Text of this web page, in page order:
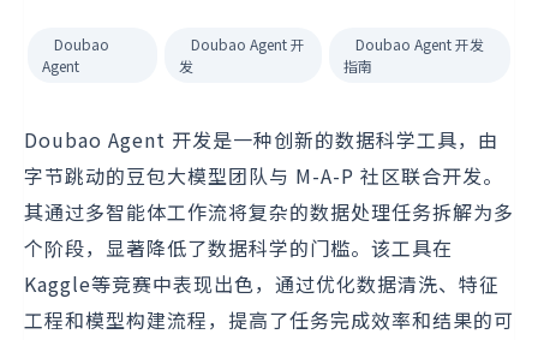
Doubao
Agent
Doubao Agent 开
发
Doubao Agent 开发
指南
Doubao Agent 开发是一种创新的数据科学工具，由
字节跳动的豆包大模型团队与 M-A-P 社区联合开发。
其通过多智能体工作流将复杂的数据处理任务拆解为多
个阶段，显著降低了数据科学的门槛。该工具在
Kaggle等竞赛中表现出色，通过优化数据清洗、特征
工程和模型构建流程，提高了任务完成效率和结果的可